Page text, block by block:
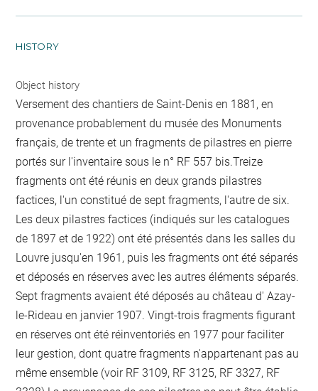
HISTORY
Object history
Versement des chantiers de Saint-Denis en 1881, en
provenance probablement du musée des Monuments
français, de trente et un fragments de pilastres en pierre
portés sur l'inventaire sous le n° RF 557 bis.Treize
fragments ont été réunis en deux grands pilastres
factices, l'un constitué de sept fragments, l'autre de six.
Les deux pilastres factices (indiqués sur les catalogues
de 1897 et de 1922) ont été présentés dans les salles du
Louvre jusqu'en 1961, puis les fragments ont été séparés
et déposés en réserves avec les autres éléments séparés.
Sept fragments avaient été déposés au château d' Azay-
le-Rideau en janvier 1907. Vingt-trois fragments figurant
en réserves ont été réinventoriés en 1977 pour faciliter
leur gestion, dont quatre fragments n'appartenant pas au
même ensemble (voir RF 3109, RF 3125, RF 3327, RF